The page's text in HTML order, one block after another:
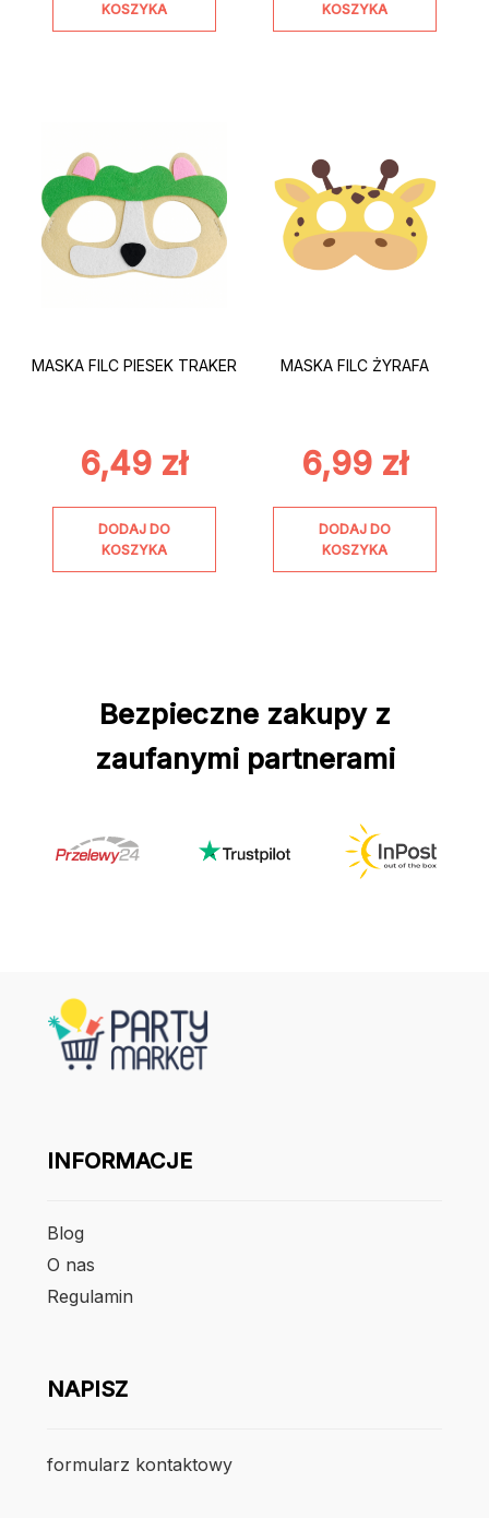
KOSZYKA
KOSZYKA
MASKA FILC PIESEK TRAKER
6,49 zł
DODAJ DO
KOSZYKA
MASKA FILC ŻYRAFA
6,99 zł
DODAJ DO
KOSZYKA
Bezpieczne zakupy z
zaufanymi partnerami
INFORMACJE
Blog
O nas
Regulamin
NAPISZ
formularz kontaktowy